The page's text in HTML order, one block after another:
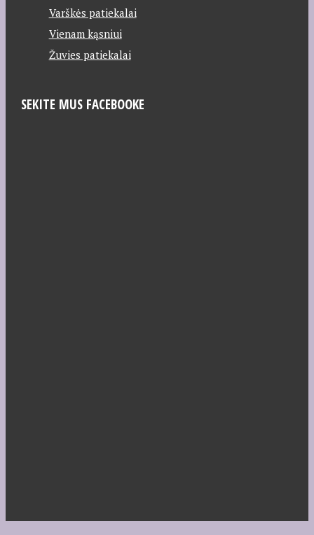
Varškės patiekalai
Vienam kąsniui
Žuvies patiekalai
SEKITE MUS FACEBOOKE